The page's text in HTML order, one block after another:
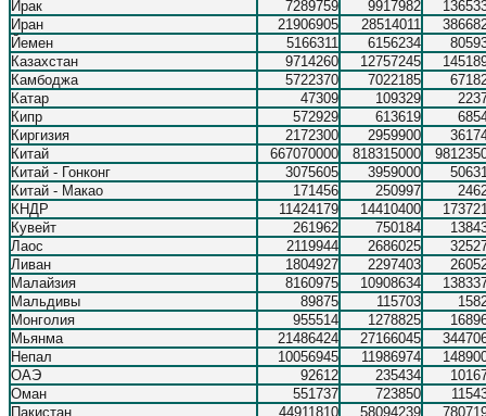
Ирак
7289759 9917982
Иран
21906905 28514011
Йемен
5166311 6156234
Казахстан
9714260 12757245
Камбоджа
5722370 7022185
Катар
47309 109329
Кипр
572929 613619
Киргизия
2172300 2959900
Китай
667070000 818315000
Китай - Гонконг
3075605 3959000
Китай - Макао
171456 250997
КНДР
11424179 14410400
Кувейт
261962 750184
Лаос
2119944 2686025
Ливан
1804927 2297403
Малайзия
8160975 10908634
Мальдивы
89875 115703
Монголия
955514 1278825
Мьянма
21486424 27166045
Непал
10056945 11986974
ОАЭ
92612 235434
Оман
551737 723850
Пакистан
44911810 58094239